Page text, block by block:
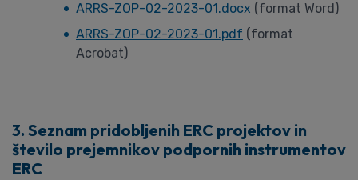
ARRS-ZOP-02-2023-01.docx (format Word)
ARRS-ZOP-02-2023-01.pdf (format
Acrobat)
3. Seznam pridobljenih ERC projektov in
število prejemnikov podpornih instrumentov
ERC